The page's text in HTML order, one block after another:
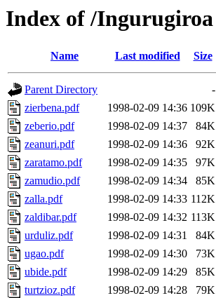
Index of /Ingurugiroa
Name Last modified Size
Parent Directory
-
zierbena.pdf
1998-02-09 14:36 109K
zeberio.pdf
1998-02-09 14:37
84K
zeanuri.pdf
1998-02-09 14:36
92K
zaratamo.pdf
1998-02-09 14:35
97K
zamudio.pdf
1998-02-09 14:34
85K
zalla.pdf
1998-02-09 14:33 112K
zaldibar.pdf
1998-02-09 14:32 113K
urduliz.pdf
1998-02-09 14:31
84K
ugao.pdf
1998-02-09 14:30
73K
ubide.pdf
1998-02-09 14:29
85K
turtzioz.pdf
1998-02-09 14:28
79K